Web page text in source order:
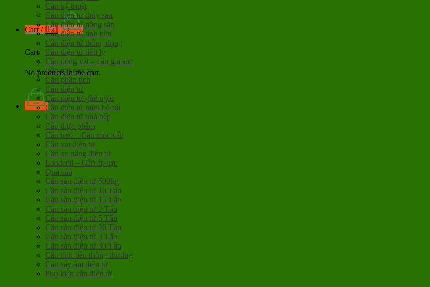
Cart /0đ
Cart
No products in the cart.
Cân kỹ thuật
Cân điện tử thủy sản
Cân điện tử nông sản
Cân điện tử tính tiền
Cân điện tử thông dụng
Cân điện tử tiểu ly
Cân động vật – cân gia súc
Cân mũ cao su
Cân phân tích
Cân điện tử
Cân điện tử ghế ngồi
Cân điện tử mini bỏ túi
Cân điện tử nhà bếp
Cân thực phẩm
Cân treo – Cân móc cẩu
Cân vải điện tử
Cân xe nâng điện tử
Loadcell – Cân áp lực
Quả cân
Cân sàn điện tử 500kg
Cân sàn điện tử 10 Tấn
Cân sàn điện tử 15 Tấn
Cân sàn điện tử 2 Tấn
Cân sàn điện tử 5 Tấn
Cân sàn điện tử 20 Tấn
Cân sàn điện tử 3 Tấn
Cân sàn điện tử 30 Tấn
Cân tính tiền thông thường
Cân sấy ẩm điện tử
Phụ kiện cân điện tử